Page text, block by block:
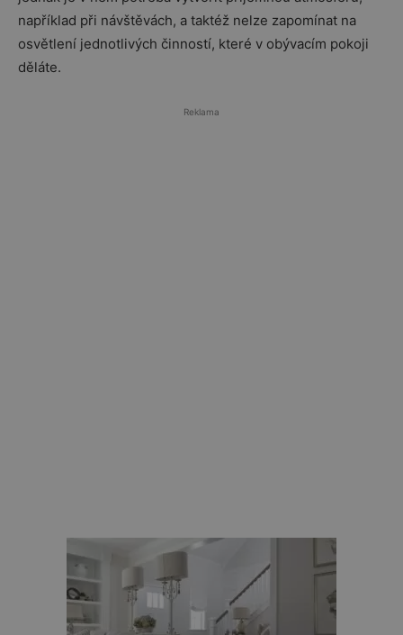
například při návštěvách, a taktéž nelze zapomínat na
osvětlení jednotlivých činností, které v obývacím pokoji
děláte.
Reklama